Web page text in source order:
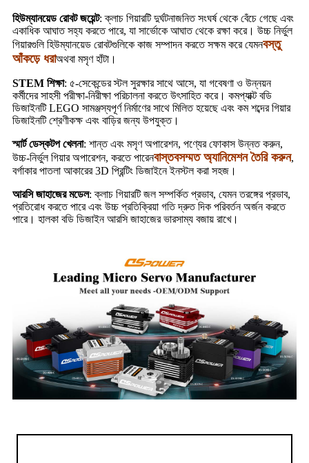
হিউম্যানয়েড রোবট জয়েন্ট: ক্লাচ গিয়ারটি দুর্ঘটনাজনিত সংঘর্ষ থেকে বেঁচে গেছে এবং
একাধিক আঘাত সহ্য করতে পারে, যা সার্ভোকে আঘাত থেকে রক্ষা করে। উচ্চ নির্ভুল
গিয়ারগুলি হিউম্যানয়েড রোবটগুলিকে কাজ সম্পাদন করতে সক্ষম করে যেমনবস্তু
আঁকড়ে ধরাঅথবা মসৃণ হাঁটা।
STEM শিক্ষা: ৫-সেকেন্ডের স্টল সুরক্ষার সাথে আসে, যা গবেষণা ও উন্নয়ন
কর্মীদের সাহসী পরীক্ষা-নিরীক্ষা পরিচালনা করতে উৎসাহিত করে। কমপ্যাক্ট বডি
ডিজাইনটি LEGO সামঞ্জস্যপূর্ণ নির্মাণের সাথে মিলিত হয়েছে এবং কম শব্দের গিয়ার
ডিজাইনটি শ্রেণীকক্ষ এবং বাড়ির জন্য উপযুক্ত।
স্মার্ট ডেস্কটপ খেলনা: শান্ত এবং মসৃণ অপারেশন, পণ্যের ফোকাস উন্নত করুন,
উচ্চ-নির্ভুল গিয়ার অপারেশন, করতে পারেনবাস্তবসম্মত অ্যানিমেশন তৈরি করুন,
বর্গাকার পাতলা আকারের 3D প্রিন্টিং ডিজাইনে ইনস্টল করা সহজ।
আরসি জাহাজের মডেল: ক্লাচ গিয়ারটি জল সম্পর্কিত প্রভাব, যেমন তরঙ্গের প্রভাব,
প্রতিরোধ করতে পারে এবং উচ্চ প্রতিক্রিয়া গতি দ্রুত দিক পরিবর্তন অর্জন করতে
পারে। হালকা বডি ডিজাইন আরসি জাহাজের ভারসাম্য বজায় রাখে।